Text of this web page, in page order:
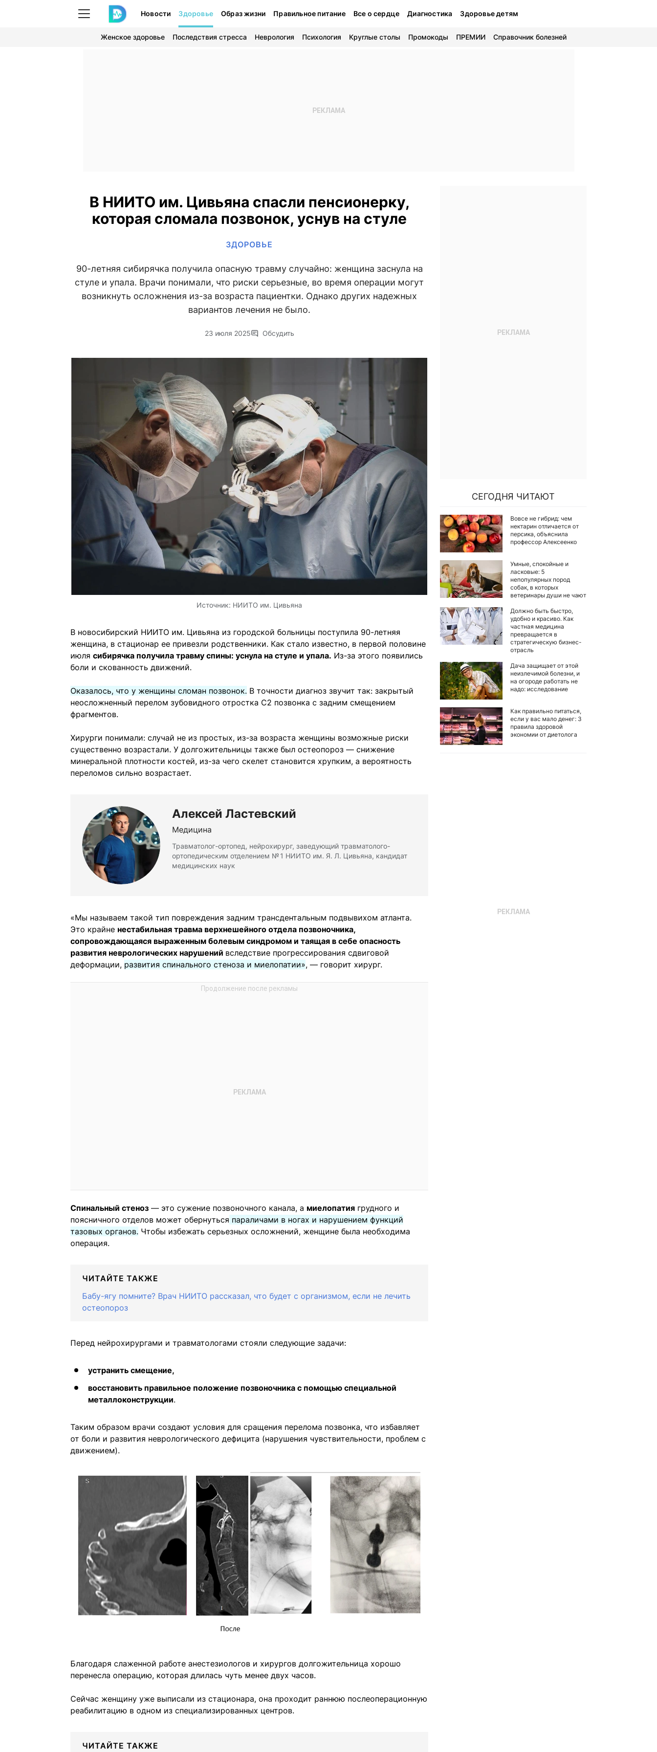
Новости Здоровье Образ жизни Правильное питание Все о сердце Диагностика Здоровье детям
Женское здоровье Последствия стресса Неврология Психология Круглые столы Промокоды ПРЕМИИ Справочник болезней
В НИИТО им. Цивьяна спасли пенсионерку,
которая сломала позвонок, уснув на стуле
ЗДОРОВЬЕ
90-летняя сибирячка получила опасную травму случайно: женщина заснула на
стуле и упала. Врачи понимали, что риски серьезные, во время операции могут
возникнуть осложнения из-за возраста пациентки. Однако других надежных
вариантов лечения не было.
23 июля 2025 Обсудить
Источник: НИИТО им. Цивьяна
В новосибирский НИИТО им. Цивьяна из городской больницы поступила 90-летняя
женщина, в стационар ее привезли родственники. Как стало известно, в первой половине
июля сибирячка получила травму спины: уснула на стуле и упала. Из-за этого появились
боли и скованность движений.
Оказалось, что у женщины сломан позвонок. В точности диагноз звучит так: закрытый
неосложненный перелом зубовидного отростка С2 позвонка с задним смещением
фрагментов.
Хирурги понимали: случай не из простых, из-за возраста женщины возможные риски
существенно возрастали. У долгожительницы также был остеопороз — снижение
минеральной плотности костей, из-за чего скелет становится хрупким, а вероятность
переломов сильно возрастает.
Алексей Ластевский
Медицина
Травматолог-ортопед, нейрохирург, заведующий травматолого-
ортопедическим отделением № 1 НИИТО им. Я. Л. Цивьяна, кандидат
медицинских наук
«Мы называем такой тип повреждения задним трансдентальным подвывихом атланта.
Это крайне нестабильная травма верхнешейного отдела позвоночника,
сопровождающаяся выраженным болевым синдромом и таящая в себе опасность
развития неврологических нарушений вследствие прогрессирования сдвиговой
деформации, развития спинального стеноза и миелопатии», — говорит хирург.
Спинальный стеноз — это сужение позвоночного канала, а миелопатия грудного и
поясничного отделов может обернуться параличами в ногах и нарушением функций
тазовых органов. Чтобы избежать серьезных осложнений, женщине была необходима
операция.
ЧИТАЙТЕ ТАКЖЕ
Бабу-ягу помните? Врач НИИТО рассказал, что будет с организмом, если не лечить
остеопороз
Перед нейрохирургами и травматологами стояли следующие задачи:
устранить смещение,
восстановить правильное положение позвоночника с помощью специальной
металлоконструкции.
Таким образом врачи создают условия для сращения перелома позвонка, что избавляет
от боли и развития неврологического дефицита (нарушения чувствительности, проблем с
движением).
Благодаря слаженной работе анестезиологов и хирургов долгожительница хорошо
перенесла операцию, которая длилась чуть менее двух часов.
Сейчас женщину уже выписали из стационара, она проходит раннюю послеоперационную
реабилитацию в одном из специализированных центров.
ЧИТАЙТЕ ТАКЖЕ
СЕГОДНЯ ЧИТАЮТ
Вовсе не гибрид: чем
нектарин отличается от
персика, объяснила
профессор Алексеенко
Умные, спокойные и
ласковые: 5
непопулярных пород
собак, в которых
ветеринары души не чают
Должно быть быстро,
удобно и красиво. Как
частная медицина
превращается в
стратегическую бизнес-
отрасль
Дача защищает от этой
неизлечимой болезни, и
на огороде работать не
надо: исследование
Как правильно питаться,
если у вас мало денег: 3
правила здоровой
экономии от диетолога